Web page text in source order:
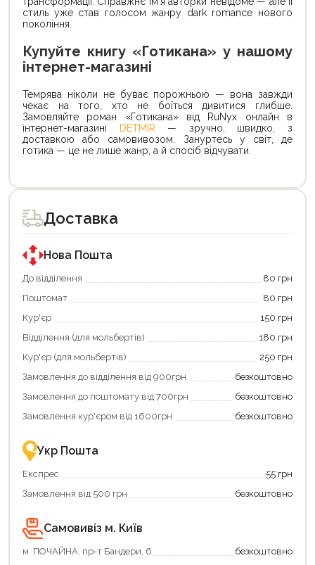
стиль уже став голосом жанру dark romance нового
покоління.
Купуйте книгу «Готикана» у нашому
інтернет-магазині
Темрява ніколи не буває порожньою — вона завжди
чекає на того, хто не боїться дивитися глибше.
Замовляйте роман «Готикана» від RuNyx онлайн в
інтернет-магазині
DETMIR — зручно, швидко, з
доставкою або самовивозом. Зануртесь у світ, де
готика — це не лише жанр, а й спосіб відчувати.
Доставка
Нова Пошта
До відділення
80 грн
Поштомат
80 грн
Кур'єр
150 грн
Відділення (для мольбертів)
180 грн
Кур'єр (для мольбертів)
250 грн
Замовлення до відділення від 900грн
безкоштовно
Замовлення до поштомату від 700грн
безкоштовно
Замовлення кур'єром від 1600грн
безкоштовно
Укр Пошта
Експрес
55 грн
Замовлення від 500 грн
безкоштовно
Самовивіз м. Київ
м. ПОЧАЙНА, пр-т Бандери, 6
безкоштовно
Продовжити покупки
Оформити замовлення